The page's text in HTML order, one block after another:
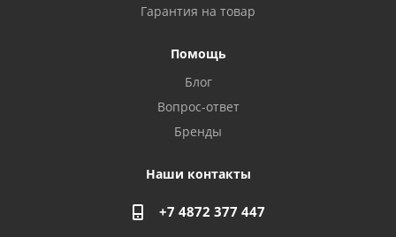
Гарантия на товар
Помощь
Блог
Вопрос-ответ
Бренды
Наши контакты
+7 4872 377 447